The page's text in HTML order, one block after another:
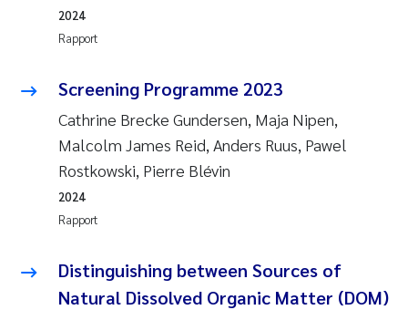
Rapport
2024
Screening Programme 2023
Cathrine Brecke Gundersen, Maja Nipen,
Malcolm James Reid, Anders Ruus, Pawel
Rostkowski, Pierre Blévin
Rapport
2024
Distinguishing between Sources of
Natural Dissolved Organic Matter (DOM)